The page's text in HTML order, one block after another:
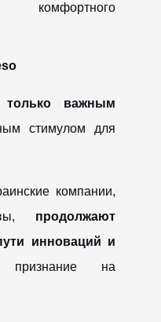
комфортного
важным
стимулом для
компании,
продолжают
инноваций и
на